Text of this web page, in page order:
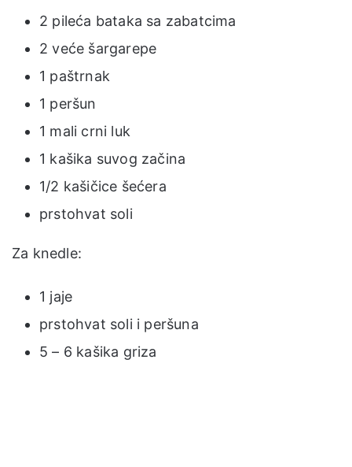
2 pileća bataka sa zabatcima
2 veće šargarepe
1 paštrnak
1 peršun
1 mali crni luk
1 kašika suvog začina
1/2 kašičice šećera
prstohvat soli
Za knedle:
1 jaje
prstohvat soli i peršuna
5 – 6 kašika griza